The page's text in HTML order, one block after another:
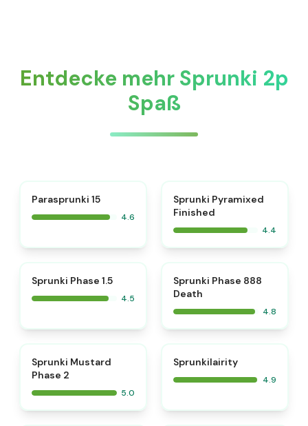
Entdecke mehr Sprunki 2p
Spaß
Parasprunki 15
4.6
Sprunki Pyramixed
Finished
4.4
Sprunki Phase 1.5
4.5
Sprunki Phase 888
Death
4.8
Sprunki Mustard
Phase 2
5.0
Sprunkilairity
4.9